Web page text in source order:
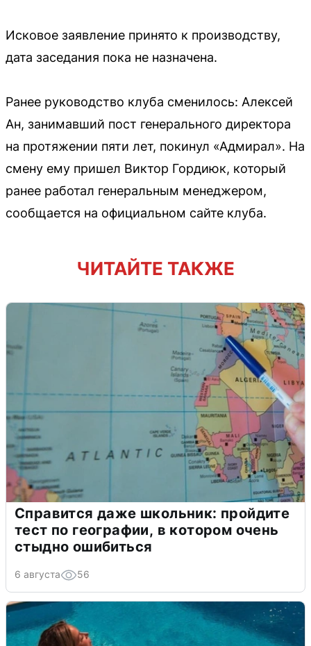
Исковое заявление принято к производству,
дата заседания пока не назначена.
Ранее руководство клуба сменилось: Алексей
Ан, занимавший пост генерального директора
на протяжении пяти лет, покинул «Адмирал». На
смену ему пришел Виктор Гордиюк, который
ранее работал генеральным менеджером,
сообщается на официальном сайте клуба.
ЧИТАЙТЕ ТАКЖЕ
Справится даже школьник: пройдите
тест по географии, в котором очень
стыдно ошибиться
6 августа 56